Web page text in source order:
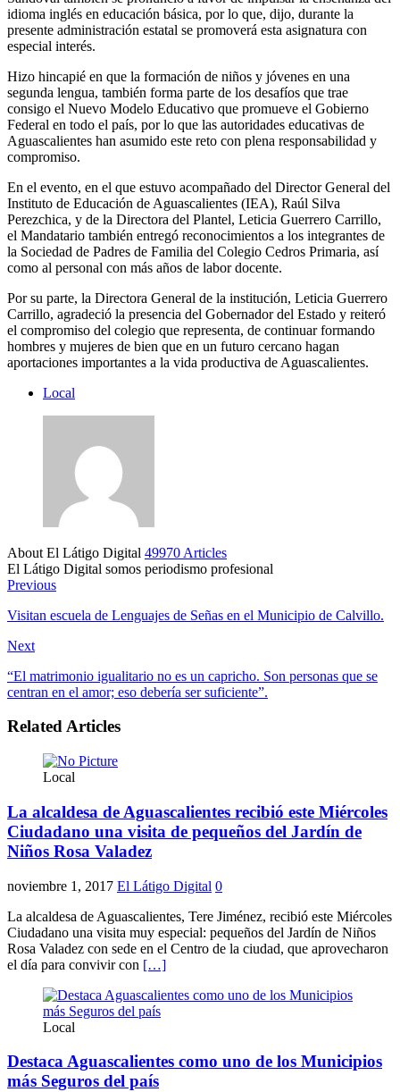
idioma inglés en educación básica, por lo que, dijo, durante la
presente administración estatal se promoverá esta asignatura con
especial interés.
Hizo hincapié en que la formación de niños y jóvenes en una
segunda lengua, también forma parte de los desafíos que trae
consigo el Nuevo Modelo Educativo que promueve el Gobierno
Federal en todo el país, por lo que las autoridades educativas de
Aguascalientes han asumido este reto con plena responsabilidad y
compromiso.
En el evento, en el que estuvo acompañado del Director General del
Instituto de Educación de Aguascalientes (IEA), Raúl Silva
Perezchica, y de la Directora del Plantel, Leticia Guerrero Carrillo,
el Mandatario también entregó reconocimientos a los integrantes de
la Sociedad de Padres de Familia del Colegio Cedros Primaria, así
como al personal con más años de labor docente.
Por su parte, la Directora General de la institución, Leticia Guerrero
Carrillo, agradeció la presencia del Gobernador del Estado y reiteró
el compromiso del colegio que representa, de continuar formando
hombres y mujeres de bien que en un futuro cercano hagan
aportaciones importantes a la vida productiva de Aguascalientes.
Local
About El Látigo Digital 49970 Articles
El Látigo Digital somos periodismo profesional
Website
Facebook
Previous
Visitan escuela de Lenguajes de Señas en el Municipio de Calvillo.
Next
“El matrimonio igualitario no es un capricho. Son personas que se
centran en el amor; eso debería ser suficiente”.
Related Articles
Local
La alcaldesa de Aguascalientes recibió este Miércoles
Ciudadano una visita de pequeños del Jardín de
Niños Rosa Valadez
noviembre 1, 2017 El Látigo Digital 0
La alcaldesa de Aguascalientes, Tere Jiménez, recibió este Miércoles
Ciudadano una visita muy especial: pequeños del Jardín de Niños
Rosa Valadez con sede en el Centro de la ciudad, que aprovecharon
el día para convivir con […]
Local
Destaca Aguascalientes como uno de los Municipios
más Seguros del país